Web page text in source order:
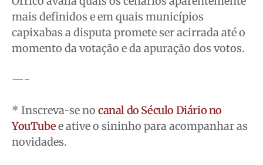
Contato
Anuncie
Contato
Anuncie
Contato
Anuncie
Contato
Anuncie
mais definidos e em quais municípios
capixabas a disputa promete ser acirrada até o
momento da votação e da apuração dos votos.
—-
* Inscreva-se no canal do Século Diário no
YouTubee ative o sininho para acompanhar as
novidades.